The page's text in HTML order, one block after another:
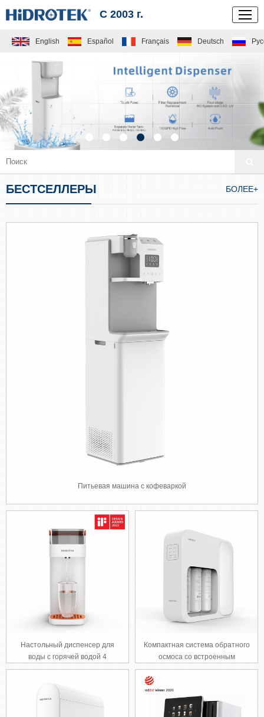
С 2003 г.
English Español Français Deutsch
БЕСТСЕЛЛЕРЫ БОЛЕЕ+
Питьевая машина с кофеваркой
Настольный диспенсер для
воды с горячей водой 4
варианта температуры
Компактная система обратного
осмоса со встроенным
резервуаром